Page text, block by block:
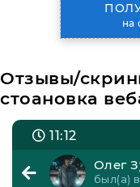
на
Отзывы/
стоановка
11:12
Олег
был(а)